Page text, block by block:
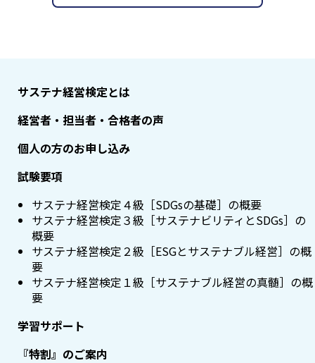
サステナ経営検定とは
経営者・担当者・合格者の声
個人の方のお申し込み
試験要項
サステナ経営検定４級［SDGsの基礎］の概要
サステナ経営検定３級［サステナビリティとSDGs］の
概要
サステナ経営検定２級［ESGとサステナブル経営］の概
要
サステナ経営検定１級［サステナブル経営の真髄］の概
要
学習サポート
『特割』のご案内